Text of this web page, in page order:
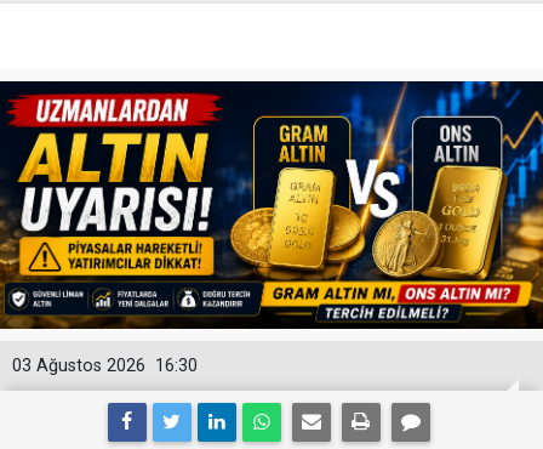
16:30
03 Ağustos 2026